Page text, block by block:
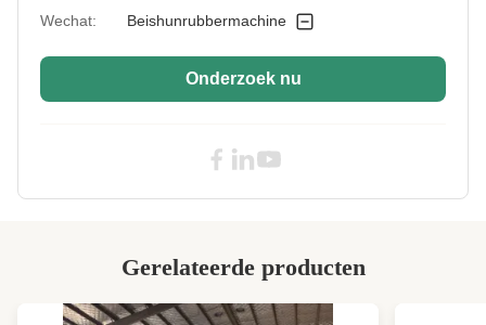
Wechat:
Beishunrubbermachine
Onderzoek nu
Gerelateerde producten